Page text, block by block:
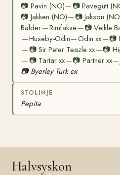
📷 Pavin (NO)— 📷Pavegutt
📷 Jakken (NO)— 📷Jakson
Balder—Rimfakse— 📷Veikle
—Huseby-Odin—Odin xx—📷
— 📷Sir Peter Teazle xx—📷
— 📷 Tartar xx—📷 Partner xx—
📷 Byerley Turk ox
STOLINJE
Pepita
Halvsyskon